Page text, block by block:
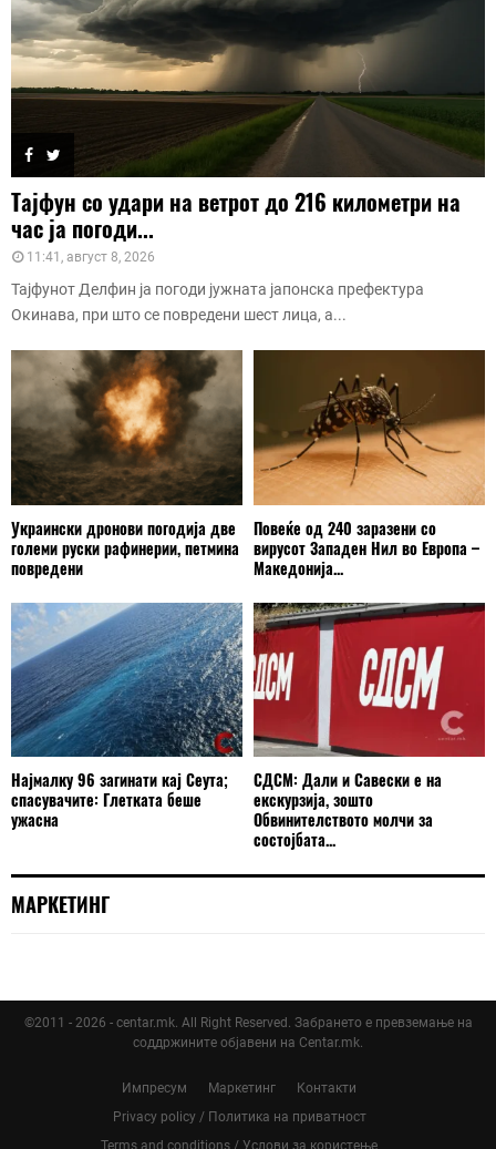
Тајфун со удари на ветрот до 216 километри на
час ја погоди...
11:41, август 8, 2026
Тајфунот Делфин ја погоди јужната јапонска префектура
Окинава, при што се повредени шест лица, а...
Украински дронови погодија две
големи руски рафинерии, петмина
повредени
Повеќе од 240 заразени со
вирусот Западен Нил во Европа –
Македонија...
Најмалку 96 загинати кај Сеута;
спасувачите: Глетката беше
ужасна
СДСМ: Дали и Савески е на
екскурзија, зошто
Обвинителството молчи за
состојбата...
МАРКЕТИНГ
©2011 - 2026 - centar.mk. All Right Reserved. Забрането е превземање на
соддржините објавени на Centar.mk.
Импресум Маркетинг
Контакти
Privacy policy / Политика на приватност
Terms and conditions / Услови за користење